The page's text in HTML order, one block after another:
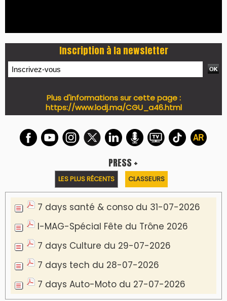
Inscription à la newsletter
https://www.lodj.ma/CGU_a46.html
LES PLUS RÉCENTS CLASSEURS
7 days santé & conso du 31-07-2026
I-MAG-Spécial Fête du Trône 2026
7 days Culture du 29-07-2026
7 days tech du 28-07-2026
7 days Auto-Moto du 27-07-2026